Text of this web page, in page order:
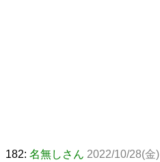
182: 名無しさん 2022/10/28(金